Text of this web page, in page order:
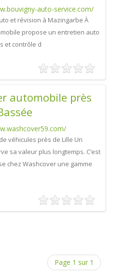
auto-service.com/
et révision à Mazingarbe À
propose un entretien auto
et contrôle d
automobile près
véhicules près de Lille Un
sa valeur plus longtemps. C’est
chez Washcover une gamme
Page 1 sur 1